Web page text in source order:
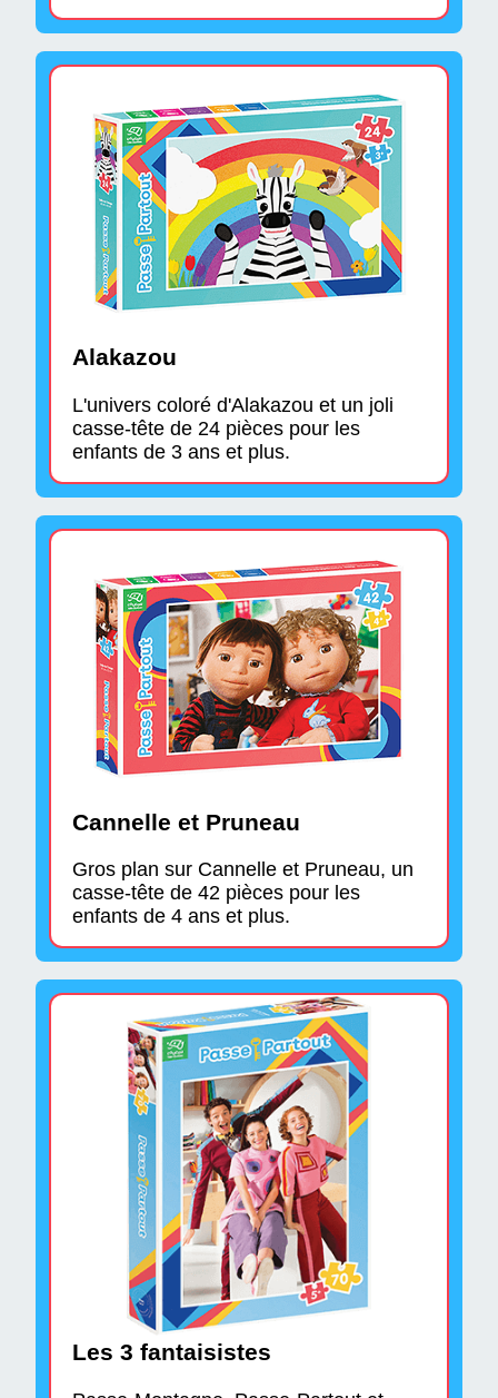
Alakazou
L'univers coloré d'Alakazou et un joli
casse-tête de 24 pièces pour les
enfants de 3 ans et plus.
Cannelle et Pruneau
Gros plan sur Cannelle et Pruneau, un
casse-tête de 42 pièces pour les
enfants de 4 ans et plus.
Les 3 fantaisistes